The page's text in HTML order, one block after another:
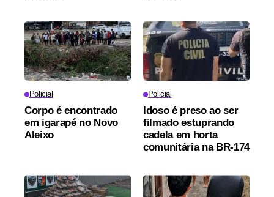
Policial
Corpo é encontrado
em igarapé no Novo
Aleixo
Policial
Idoso é preso ao ser
filmado estuprando
cadela em horta
comunitária na BR-174